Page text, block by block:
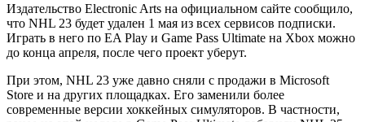
Издательство Electronic Arts на официальном сайте сообщило,
что NHL 23 будет удален 1 мая из всех сервисов подписки.
Играть в него по EA Play и Game Pass Ultimate на Xbox можно
до конца апреля, после чего проект уберут.
При этом, NHL 23 уже давно сняли с продажи в Microsoft
Store и на других площадках. Его заменили более
современные версии хоккейных симуляторов. В частности,